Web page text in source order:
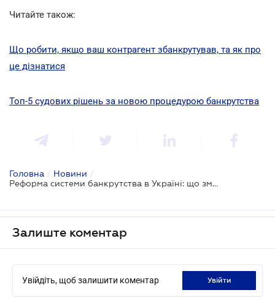
Читайте також:
Що робити, якщо ваш контрагент збанкрутував, та як про
це дізнатися
Топ-5 судових рішень за новою процедурою банкрутства
Головна / Новини /
Реформа системи банкрутства в Україні: що змінилося у 2020
Залиште коментар
Увійдіть, щоб залишити коментар увійти